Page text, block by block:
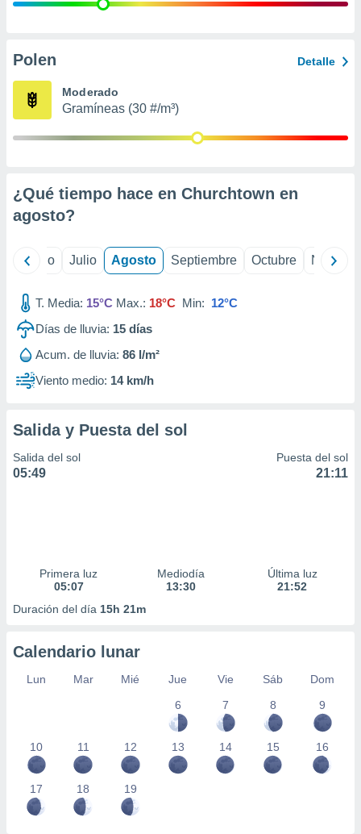
e
publicidad
Polen Detalle
Moderado
Gramíneas (30 #/m³)
¿Qué tiempo hace en Churchtown en
agosto?
Junio Julio Agosto Septiembre Octubre
T. Media: 15°C Max.: 18°C Min: 12°C
Días de lluvia: 15 días
Acum. de lluvia: 86 l/m²
Viento medio: 14 km/h
Salida y Puesta del sol
Salida del sol
05:49
Puesta del sol
21:11
Primera luz
05:07
Mediodía
13:30
Última luz
21:52
Duración del día 15h 21m
Calendario lunar
Lun Mar Mié Jue Vie Sáb
Dom
6
7 8 9
10 11 12 13 14 15 16
17 18 19